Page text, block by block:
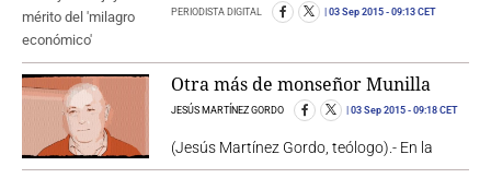
PERIODISTA DIGITAL 03 Sep 2015 - 09:13 CET
Otra más de monseñor Munilla
JESÚS MARTÍNEZ GORDO 03 Sep 2015 - 09:18 CET
(Jesús Martínez Gordo, teólogo).- En la